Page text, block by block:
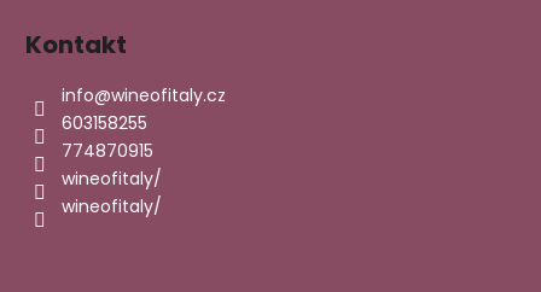
Kontakt
info@wineofitaly.cz
603158255
774870915
wineofitaly/
wineofitaly/